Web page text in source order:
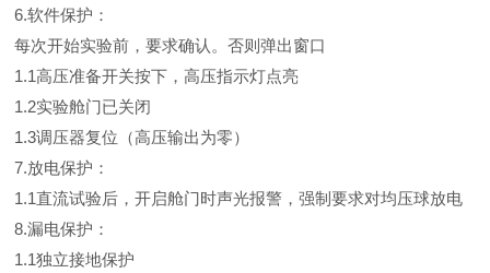
6.软件保护：
每次开始实验前，要求确认。否则弹出窗口
1.1高压准备开关按下，高压指示灯点亮
1.2实验舱门已关闭
1.3调压器复位（高压输出为零）
7.放电保护：
1.1直流试验后，开启舱门时声光报警，强制要求对均压球放电
8.漏电保护：
1.1独立接地保护